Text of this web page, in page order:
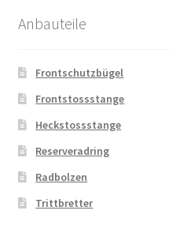
Anbauteile
Frontschutzbügel
Frontstossstange
Heckstossstange
Reserveradring
Radbolzen
Trittbretter